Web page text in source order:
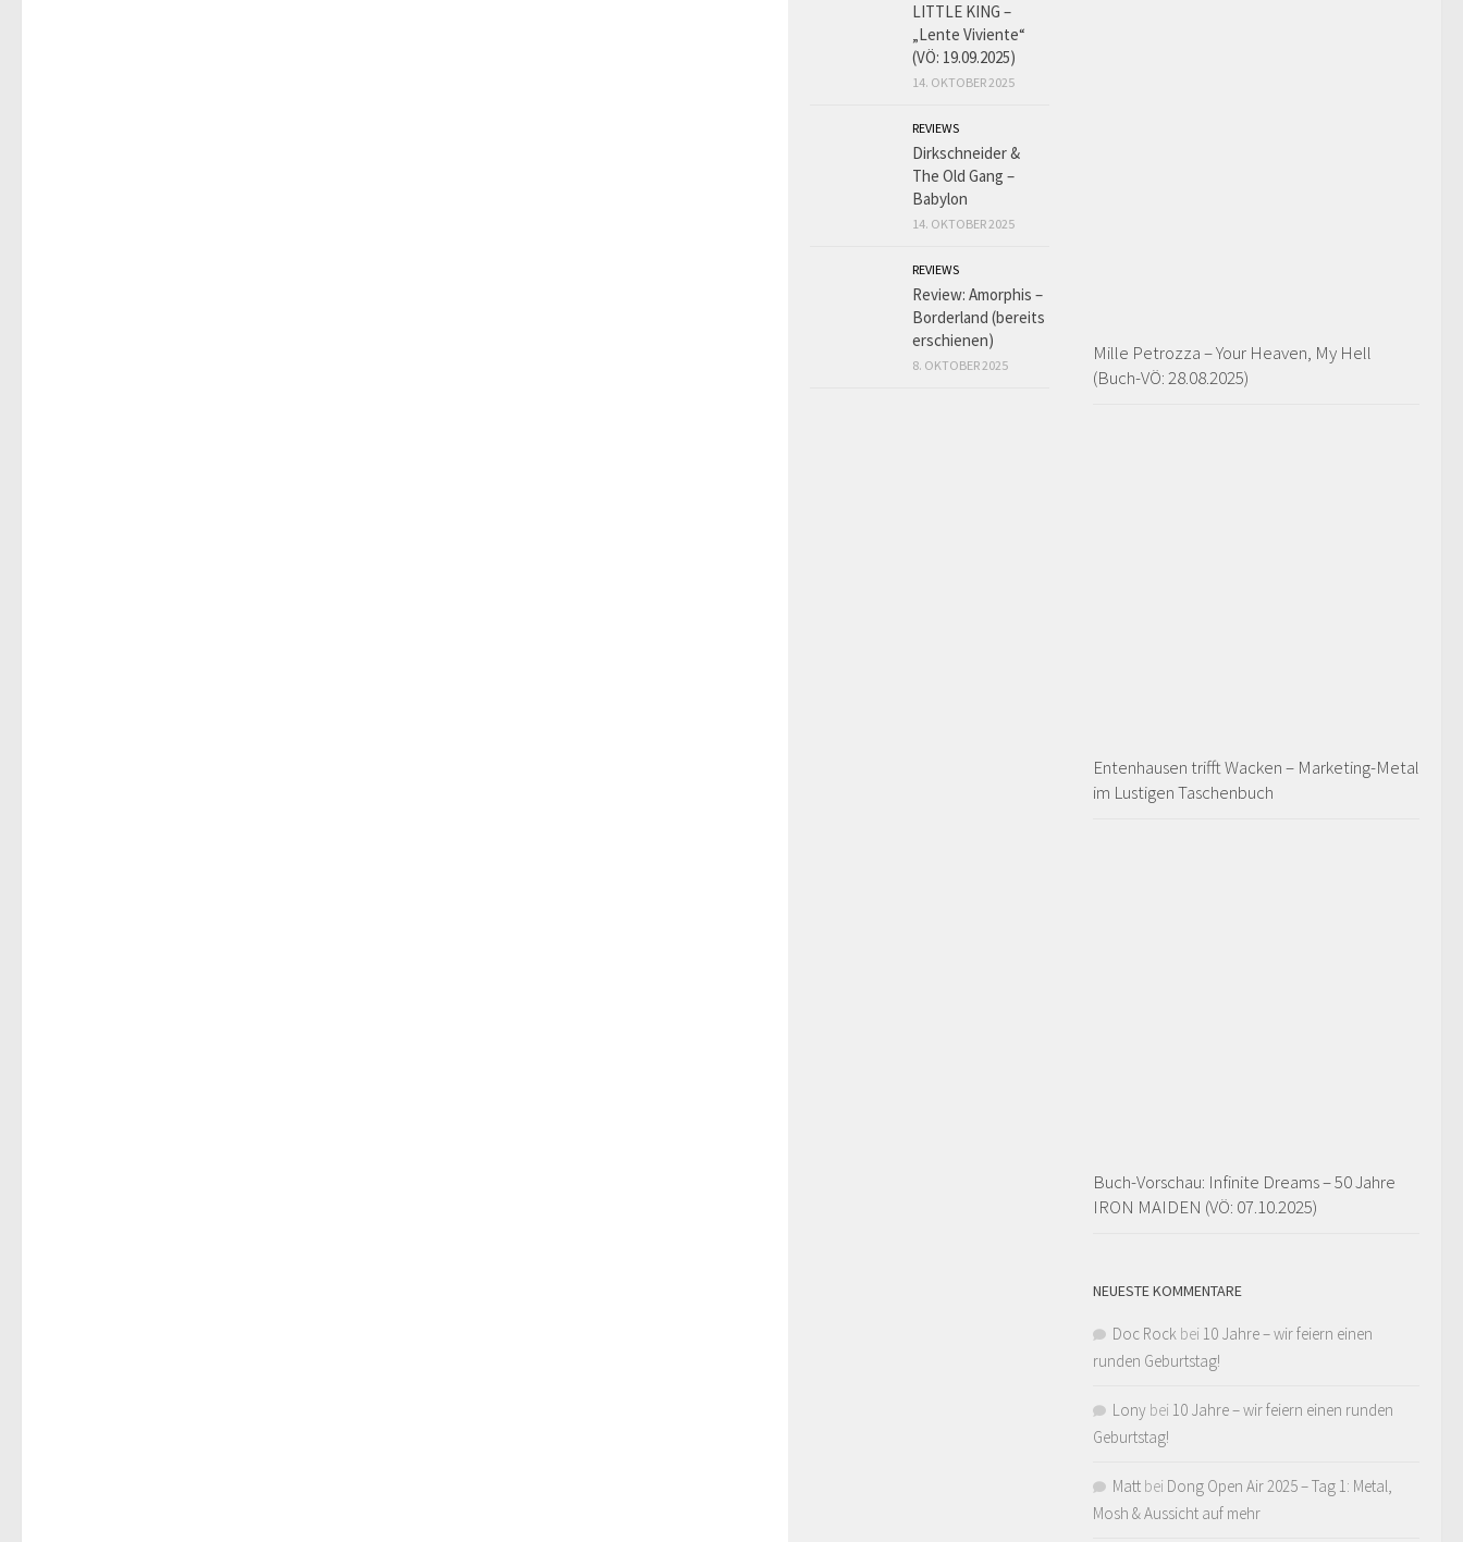
Mille Petrozza – Your Heaven, My Hell
(Buch-VÖ: 28.08.2025)
Entenhausen trifft Wacken – Marketing-Metal
im Lustigen Taschenbuch
Buch-Vorschau: Infinite Dreams – 50 Jahre
IRON MAIDEN (VÖ: 07.10.2025)
NEUESTE KOMMENTARE
Doc Rock bei 10 Jahre – wir feiern einen
runden Geburtstag!
Lony bei 10 Jahre – wir feiern einen runden
Geburtstag!
Matt bei Dong Open Air 2025 – Tag 1: Metal,
Mosh & Aussicht auf mehr
LITTLE KING –
„Lente Viviente“
(VÖ: 19.09.2025)
14. OKTOBER 2025
REVIEWS
Dirkschneider &
The Old Gang –
Babylon
14. OKTOBER 2025
REVIEWS
Review: Amorphis –
Borderland (bereits
erschienen)
8. OKTOBER 2025